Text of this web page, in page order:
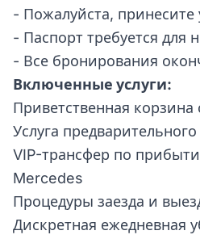
- Пожалуйста, принесите
- Паспорт требуется для
- Все бронирования
Включенные услуги:
Приветственная
Услуга предварительного
VIP-трансфер по
Mercedes
Процедуры заезда и
Дискретная ежедневная